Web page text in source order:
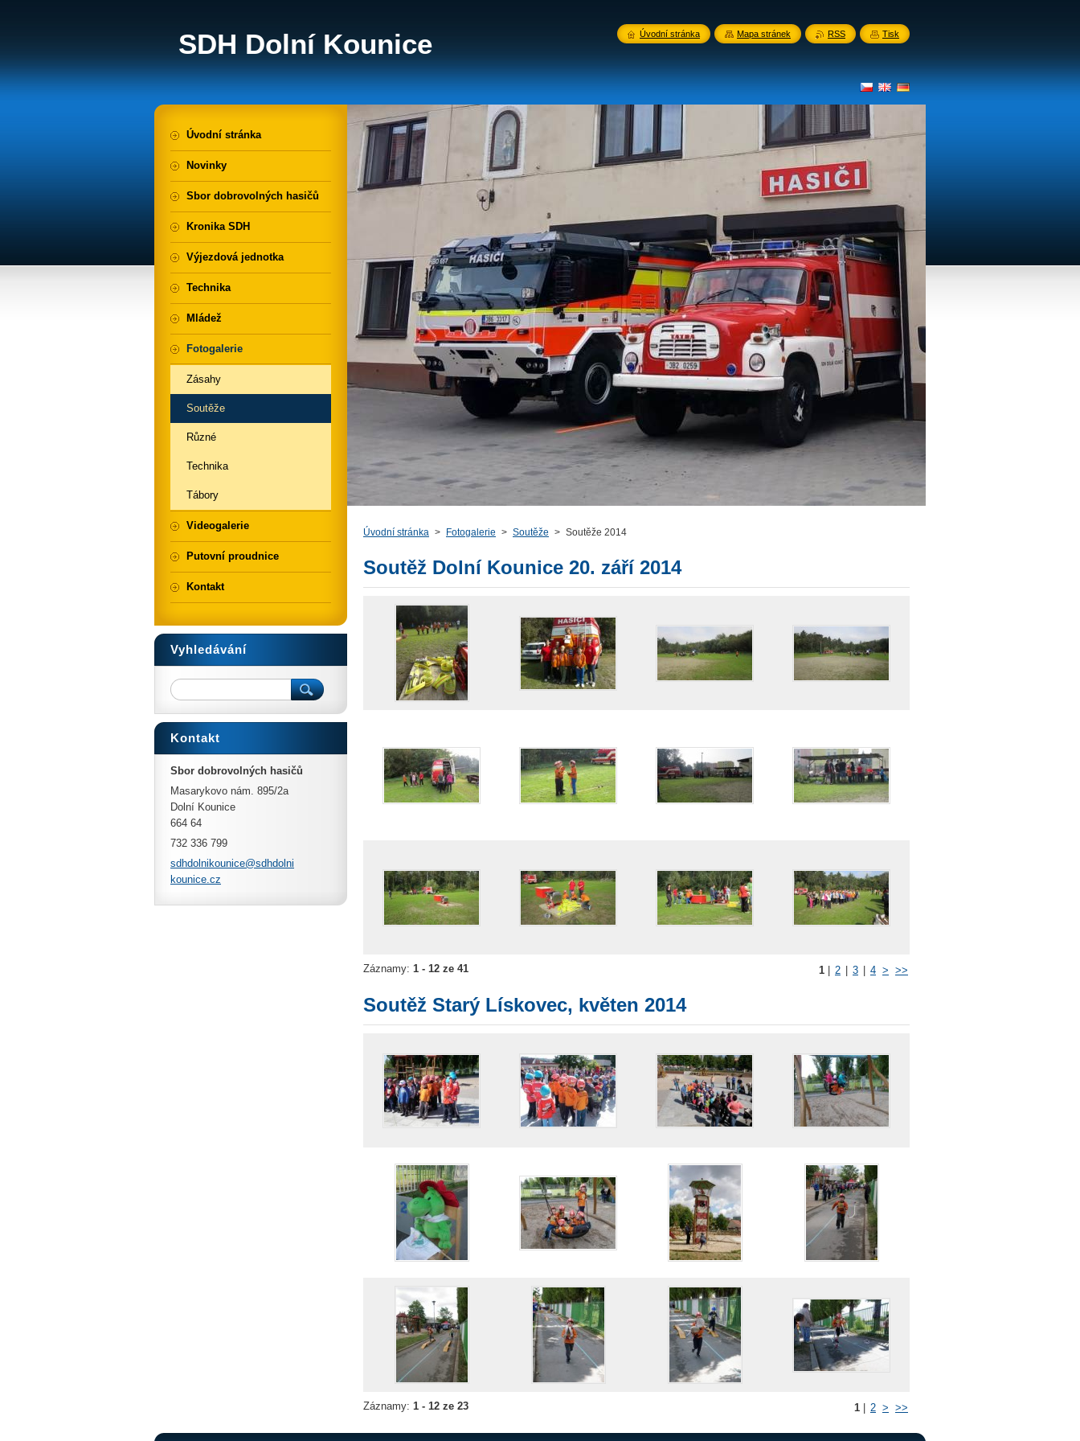
SDH Dolní Kounice
Úvodní stránka > Fotogalerie > Soutěže > Soutěže 2014
Soutěž Dolní Kounice 20. září 2014
Záznamy: 1 - 12 ze 41 1 2 3 4 > >>
Soutěž Starý Lískovec, květen 2014
Záznamy: 1 - 12 ze 23 1 2 > >>
Úvodní stránka
Novinky
Sbor dobrovolných hasičů
Kronika SDH
Výjezdová jednotka
Technika
Mládež
Fotogalerie
Zásahy
Soutěže
Různé
Technika
Tábory
Videogalerie
Putovní proudnice
Kontakt
Vyhledávání
Kontakt
Sbor dobrovolných hasičů
Masarykovo nám. 895/2a
Dolní Kounice
664 64
732 336 799
sdhdolni kounice@sdhdolni
kounice.cz
Úvodní stránka Mapa stránek RSS Tisk